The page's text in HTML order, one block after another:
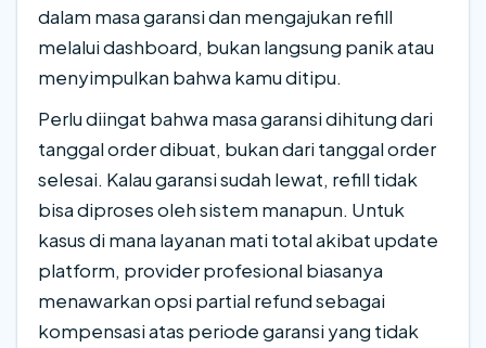
dalam masa garansi dan mengajukan refill
melalui dashboard, bukan langsung panik atau
menyimpulkan bahwa kamu ditipu.
Perlu diingat bahwa masa garansi dihitung dari
tanggal order dibuat, bukan dari tanggal order
selesai. Kalau garansi sudah lewat, refill tidak
bisa diproses oleh sistem manapun. Untuk
kasus di mana layanan mati total akibat update
platform, provider profesional biasanya
menawarkan opsi partial refund sebagai
kompensasi atas periode garansi yang tidak